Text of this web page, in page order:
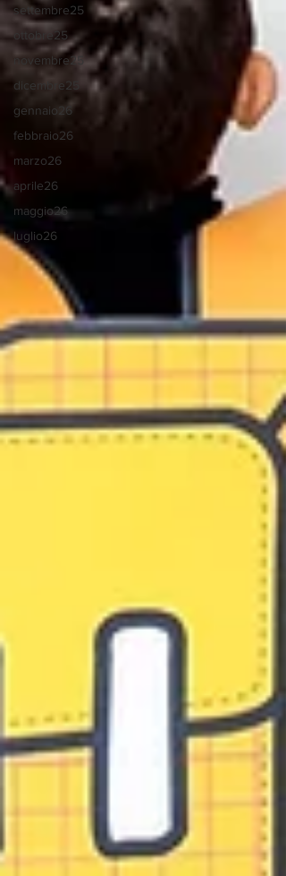
settembre25
ottobre25
novembre25
dicembre25
gennaio26
febbraio26
marzo26
aprile26
maggio26
luglio26